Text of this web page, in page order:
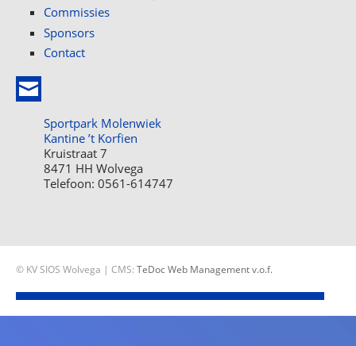
Commissies
Sponsors
Contact
Sportpark Molenwiek
Kantine ’t Korfien
Kruistraat 7
8471 HH Wolvega
Telefoon: 0561-614747
© KV SIOS Wolvega | CMS: TeDoc Web Management v.o.f.